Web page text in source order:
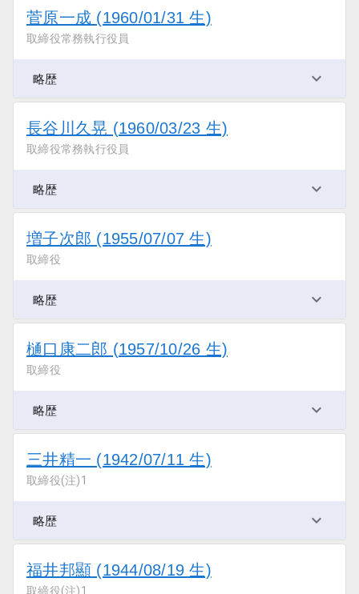
菅原一成 (1960/01/31 生)
取締役常務執行役員
略歴
長谷川久晃 (1960/03/23 生)
取締役常務執行役員
略歴
増子次郎 (1955/07/07 生)
取締役
略歴
樋口康二郎 (1957/10/26 生)
取締役
略歴
三井精一 (1942/07/11 生)
取締役(注)1
略歴
福井邦顯 (1944/08/19 生)
取締役(注)1